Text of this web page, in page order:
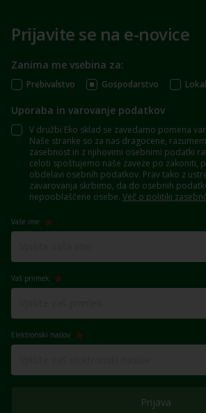
Prijavite se na e-novice
Zanima me vsebina za:
Prebivalstvo Gospodarstvo
Uporaba in varovanje podatkov
V družbi Eko sklad se zavedamo pomena
Naše stranke so za nas dragocene,
zasebnost in z njihovimi osebnimi podatki
celoti spoštujemo naše zaveze po zakoniti,
obdelavi osebnih podatkov. Prav tako z
zavarovanja skrbimo, da do osebnih
nepooblaščene osebe. Več o politiki
Vaše ime
Vaš priimek
Elektronski naslov
Prijava